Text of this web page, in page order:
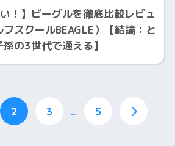
！】ビーグルを徹底比較レビュ
スクールBEAGLE）【結論：と
の3世代で通える】
2 3 … 5